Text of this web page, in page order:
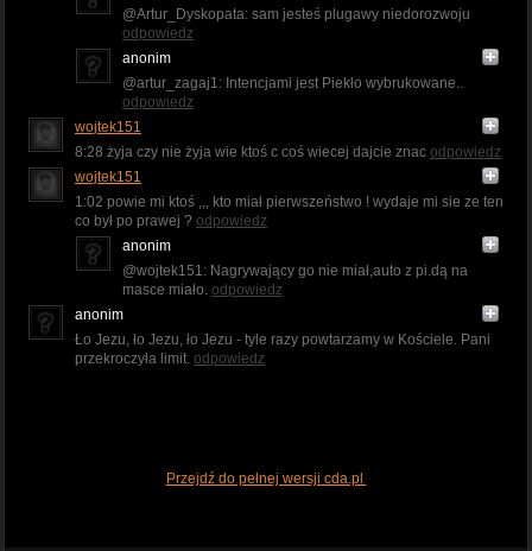
@Artur_Dyskopata: sam jesteś plugawy niedorozwoju
odpowiedz
anonim
@artur_zagaj1: Intencjami jest Piekło wybrukowane..
odpowiedz
wojtek151
8:28 żyja czy nie żyja wie ktoś c coś wiecej dajcie znac odpowiedz
wojtek151
1:02 powie mi ktoś ,,, kto miał pierwszeństwo ! wydaje mi sie ze ten
co był po prawej ? odpowiedz
anonim
@wojtek151: Nagrywający go nie miał,auto z pi.dą na
masce miało. odpowiedz
anonim
Ło Jezu, ło Jezu, ło Jezu - tyle razy powtarzamy w Kościele. Pani
przekroczyła limit. odpowiedz
Przejdź do pełnej wersji cda.pl